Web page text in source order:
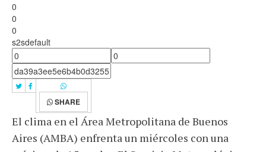
0
0
0
s2sdefault
SHARE
El clima en el Área Metropolitana de Buenos
Aires (AMBA) enfrenta un miércoles con una